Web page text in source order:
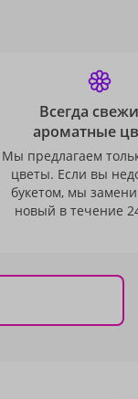
Всегда
ароматные
Мы предлагаем
цветы. Если вы
букетом, мы
новый в течение